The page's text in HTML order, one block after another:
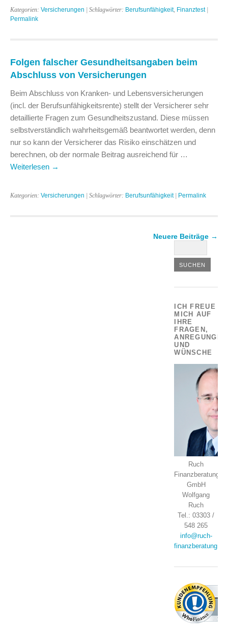
Kategorien: Versicherungen | Schlagwörter: Berufsunfähigkeit, Finanztest|
Permalink
Folgen falscher Gesundheitsangaben beim
Abschluss von Versicherungen
Beim Abschluss von Kranken- und Lebensversicherungen
(incl. der Berufsunfähigkeitsrente) stellt der Versicherer sehr
detaillierte Fragen zum Gesundheitszustand. Diese müssen
selbstverständlich wahrheitsgemäß beantwortet werden, denn
nur so kann der Versicherer das Risiko einschätzen und
berechnen, ob der normale Beitrag ausreichend für …
Weiterlesen →
Kategorien: Versicherungen | Schlagwörter: Berufsunfähigkeit| Permalink
Neuere Beiträge →
ICH FREUE
MICH AUF
IHRE
FRAGEN,
ANREGUNGEN
UND
WÜNSCHE
Ruch
Finanzberatung
GmbH
Wolfgang
Ruch
Tel.: 03303 /
548 265
info@ruch-
finanzberatung.de